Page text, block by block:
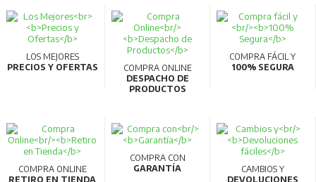
LOS MEJORES
PRECIOS Y OFERTAS
COMPRA ONLINE
DESPACHO DE
PRODUCTOS
COMPRA FÁCIL Y
100% SEGURA
COMPRA ONLINE
RETIRO EN TIENDA
COMPRA CON
GARANTÍA
CAMBIOS Y
DEVOLUCIONES